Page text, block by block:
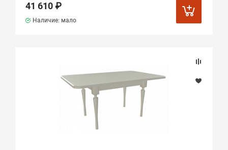
41 610 ₽
Наличие: мало